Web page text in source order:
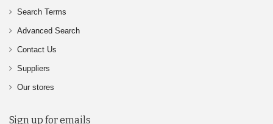
Search Terms
Advanced Search
Contact Us
Suppliers
Our stores
Sign up for emails